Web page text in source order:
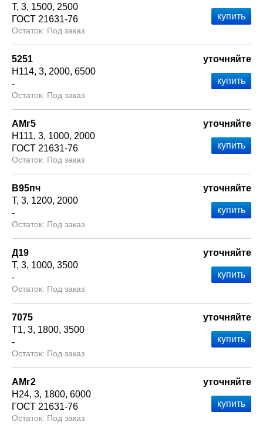
Т 3 1500 2500
ГОСТ 21631-76
Под заказ
5251
Н114 3 2000 6500
-
Под заказ
уточняйте
АМг5
Н111 3 1000 2000
ГОСТ 21631-76
Под заказ
уточняйте
В95пч
Т 3 1200 2000
-
Под заказ
уточняйте
Д19
Т 3 1000 3500
-
Под заказ
уточняйте
7075
Т1 3 1800 3500
-
Под заказ
уточняйте
АМг2
Н24 3 1800 6000
ГОСТ 21631-76
Под заказ
уточняйте